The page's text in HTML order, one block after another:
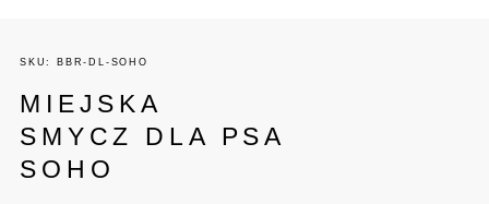
SKU: BBR-DL-SOHO
MIEJSKA
SMYCZ DLA PSA
SOHO